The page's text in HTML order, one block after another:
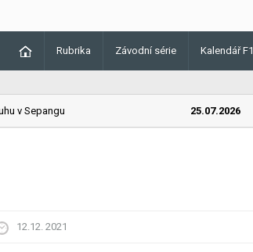
Rubrika Závodní série Kalendář F1
Sepangu 25.07.2026
12.12. 2021